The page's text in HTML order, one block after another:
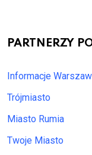
PARTNERZY
Informacje
Trójmiasto
Miasto Rumia
Twoje Miasto